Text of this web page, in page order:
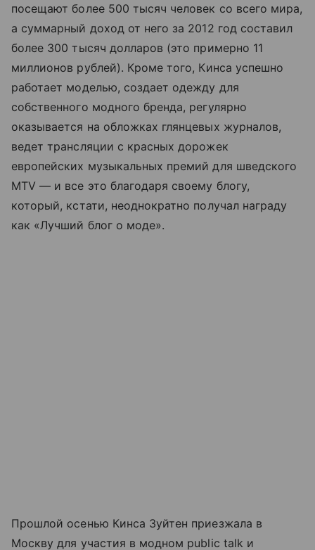
посещают более 500 тысяч человек со всего мира,
а суммарный доход от него за 2012 год составил
более 300 тысяч долларов (это примерно 11
миллионов рублей). Кроме того, Кинса успешно
работает моделью, создает одежду для
собственного модного бренда, регулярно
оказывается на обложках глянцевых журналов,
ведет трансляции с красных дорожек
европейских музыкальных премий для шведского
MTV — и все это благодаря своему блогу,
который, кстати, неоднократно получал награду
как «Лучший блог о моде».
Прошлой осенью Кинса Зуйтен приезжала в
Москву для участия в модном public talk и